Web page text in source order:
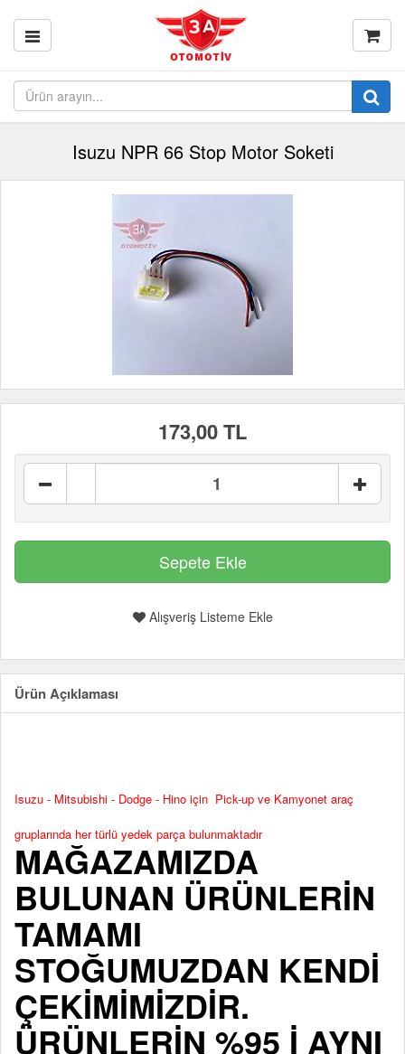
Isuzu NPR 66 Stop Motor Soketi
173,00 TL
Alışveriş Listeme Ekle
Ürün Açıklaması
Isuzu - Mitsubishi - Dodge - Hino için Pick-up ve Kamyonet araç
gruplarında her türlü yedek parça bulunmaktadır
MAĞAZAMIZDA
BULUNAN ÜRÜNLERİN
TAMAMI
STOĞUMUZDAN KENDİ
ÇEKİMİMİZDİR.
ÜRÜNLERİN %95 İ AYNI